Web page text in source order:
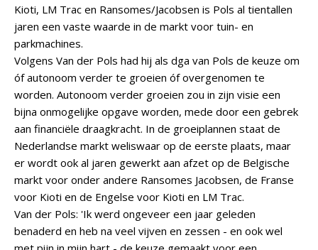
Kioti, LM Trac en Ransomes/Jacobsen is Pols al tientallen
jaren een vaste waarde in de markt voor tuin- en
parkmachines.
Volgens Van der Pols had hij als dga van Pols de keuze om
óf autonoom verder te groeien óf overgenomen te
worden. Autonoom verder groeien zou in zijn visie een
bijna onmogelijke opgave worden, mede door een gebrek
aan financiële draagkracht. In de groeiplannen staat de
Nederlandse markt weliswaar op de eerste plaats, maar
er wordt ook al jaren gewerkt aan afzet op de Belgische
markt voor onder andere Ransomes Jacobsen, de Franse
voor Kioti en de Engelse voor Kioti en LM Trac.
Van der Pols: 'Ik werd ongeveer een jaar geleden
benaderd en heb na veel vijven en zessen - en ook wel